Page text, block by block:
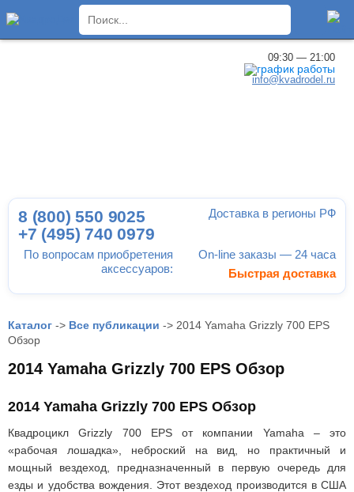
09:30 — 21:00
info@kvadrodel.ru
По вопросам приобретения
аксессуаров:
8 (800) 550 9025
+7 (495) 740 0979
Доставка в регионы РФ
On-line заказы — 24 часа
Быстрая доставка
Каталог -> Все публикации -> 2014 Yamaha Grizzly 700 EPS
Обзор
2014 Yamaha Grizzly 700 EPS Обзор
2014 Yamaha Grizzly 700 EPS Обзор
Квадроцикл Grizzly 700 EPS от компании Yamaha – это
«рабочая лошадка», неброский на вид, но практичный и
мощный вездеход, предназначенный в первую очередь для
езды и удобства вождения. Этот вездеход производится в США
×